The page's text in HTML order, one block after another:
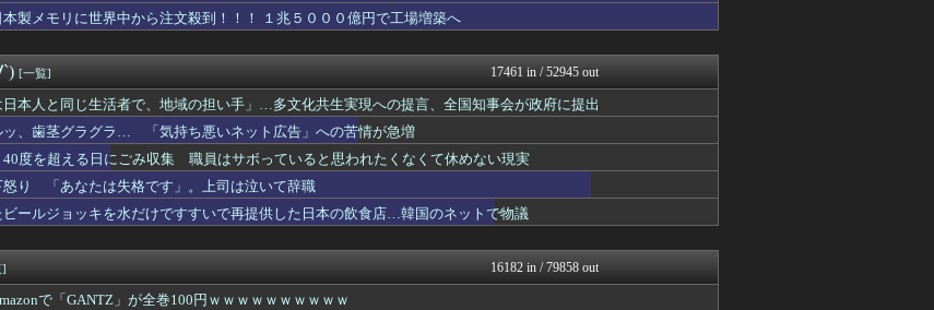
り ←これさぁ、先発リリーフの両方で活躍して199勝...
日刊やきう速報
とかっこよさを兼ね備えたやつ
アルセウス速報＠ポケモンま...
、初対面では必ず女の子だと思われる。同じ名前でも避けら...
修羅場ハザード -復讐・D...
んJ民登場ｗｗｗｗｗ
漫画まとめ速報
た警官の行動について「死刑にならない犯罪を警察官が死刑...
日本第一！ニュース録
初登板で大ジャンプｗｗｗｗ
層が失業して介護とか運送の仕事するしか無くなるぞ！」...
まとめたニュース
戦(5月22日)からとんでもないペースで勝ち始める
鷹速@ホークスまとめブログ
選ぶ二郎系ランキング2026が発表されるｗｗｗ
好調の秘訣はスマホ画面だとイマナガ節を炸裂「NPBでは...
マニア・オブ・フットボール...
いる韓国人急増、1,325人（詐偽が4分の1） 日本に...
もえるあじあ(･∀･)
嫌う理由が判明するｗｗｗｗ
わんこーる速報！
回 10勝(パ1位)3敗 防御率2.2...
なんじぇいスタジアム＠なん...
ちゃん、暴れ犬だったｗ【乃木坂46】
本製メモリに世界中から注文殺到！！！ １兆５０００億円で工場増築へ
[一覧] 17461 in / 52945 out
日本人と同じ生活者で、地域の担い手」…多文化共生実現への提言、全国知事会が政府に提出
ッ、歯茎グラグラ… 「気持ち悪いネット広告」への苦情が急増
40度を超える日にごみ収集 職員はサボっていると思われたくなくて休めない現実
怒り 「あなたは失格です」。上司は泣いて辞職
ビールジョッキを水だけですすいで再提供した日本の飲食店…韓国のネットで物議
16182 in / 79858 out
で「GANTZ」が全巻100円ｗｗｗｗｗｗｗｗｗｗ